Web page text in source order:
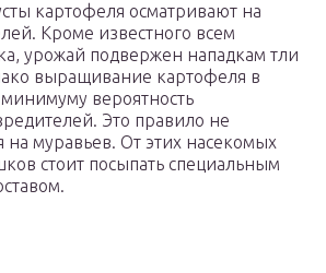
картофеля осматривают на
Кроме известного всем
урожай подвержен нападкам тли
выращивание картофеля в
вероятность
Это правило не
на муравьев. От этих насекомых
стоит посыпать специальным